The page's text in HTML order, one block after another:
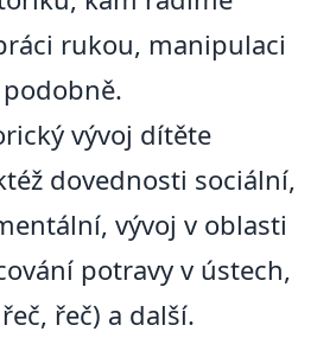
rukou, manipulaci
vývoj dítěte
dovednosti sociální,
vývoj v oblasti
potravy v ústech,
řeč) a další.